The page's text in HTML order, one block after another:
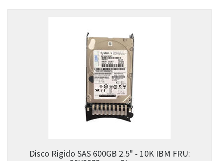
Disco Rigido SAS 600GB 2.5" - 10K IBM FRU: